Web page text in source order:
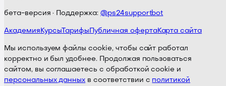
бета-версия · Поддержка: @ps24supportbot
Академия КурсыТарифы Публичная офертаКарта сайта
Мы используем файлы cookie, чтобы сайт работал
корректно и был удобнее. Продолжая пользоваться
сайтом, вы соглашаетесь с обработкой cookie и
персональных данных в соответствии с политикой